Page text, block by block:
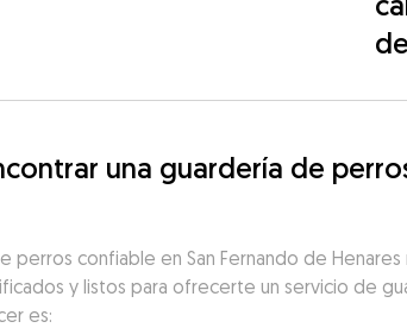
una guardería de
perros confiable en San Fernando de
y listos para ofrecerte un servicio de
es: